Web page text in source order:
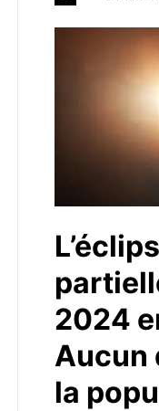
2024
Aucun
la